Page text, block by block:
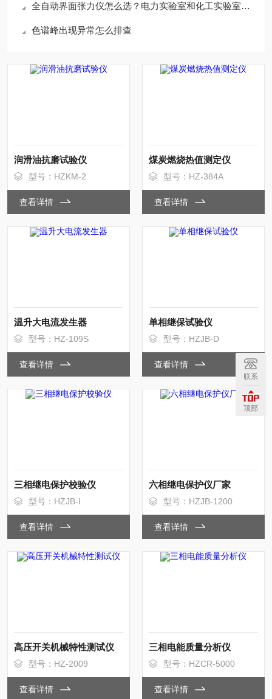
全自动界面张力仪怎么选？电力实验室和化工实验室的需求有什么不同？
色谱峰出现异常怎么排查
润滑油抗磨试验仪
型号：HZKM-2
查看详情
煤炭燃烧热值测定仪
型号：HZ-384A
查看详情
温升大电流发生器
型号：HZ-109S
查看详情
单相继保试验仪
型号：HZJB-D
查看详情
三相继电保护校验仪
型号：HZJB-I
查看详情
六相继电保护仪厂家
型号：HZJB-1200
查看详情
高压开关机械特性测试仪
型号：HZ-2009
查看详情
三相电能质量分析仪
型号：HZCR-5000
查看详情
联系
顶部